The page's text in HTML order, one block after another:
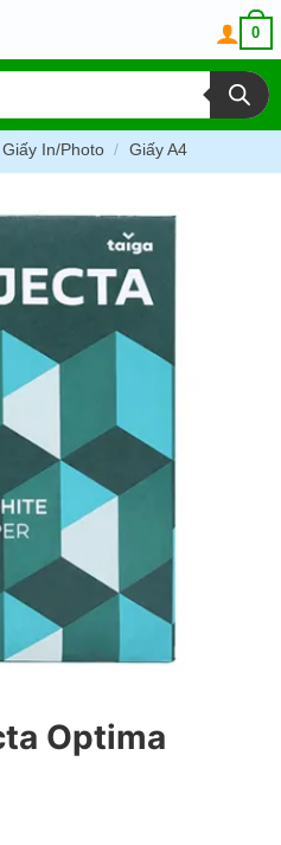
0
Giấy In/Photo / Giấy A4
Optima